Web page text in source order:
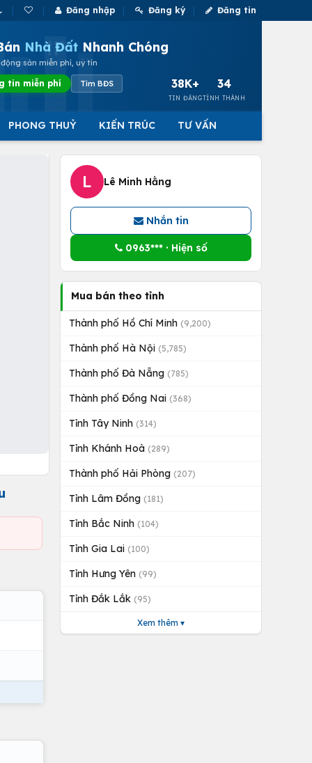
Đăng nhập Đăng ký Đăng tin
Nhà Đất Nhanh Chóng
sản miễn phí, uy tín
tin miễn phí Tìm BĐS 38K+
TIN ĐĂNG
34
TỈNH THÀNH
PHONG THUỶ KIẾN TRÚC TƯ VẤN
L Lê Minh Hằng
Nhắn tin
0963*** · Hiện số
Mua bán theo tỉnh
Thành phố Hồ Chí Minh (9,200)
Thành phố Hà Nội (5,785)
Thành phố Đà Nẵng (785)
Thành phố Đồng Nai (368)
Tỉnh Tây Ninh (314)
Tỉnh Khánh Hoà (289)
Thành phố Hải Phòng (207)
Tỉnh Lâm Đồng (181)
Tỉnh Bắc Ninh (104)
Tỉnh Gia Lai (100)
Tỉnh Hưng Yên (99)
Tỉnh Đắk Lắk (95)
Xem thêm ▾